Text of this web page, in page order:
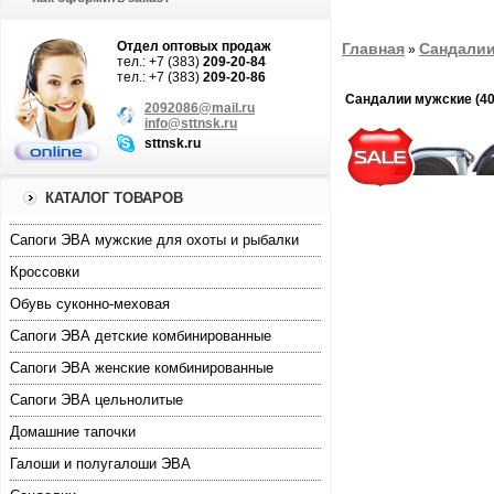
Отдел оптовых продаж
тел.: +7 (383) 209-20-84
тел.: +7 (383) 209-20-86
2092086@mail.ru
info@sttnsk.ru
sttnsk.ru
КАТАЛОГ ТОВАРОВ
Cапоги ЭВА мужские для охоты и рыбалки
Кроссовки
Обувь суконно-меховая
Сапоги ЭВА детские комбинированные
Сапоги ЭВА женские комбинированные
Сапоги ЭВА цельнолитые
Домашние тапочки
Галоши и полугалоши ЭВА
Главная »
Сандалии мужские